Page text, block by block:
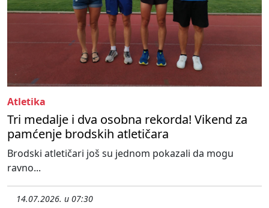
Atletika
Tri medalje i dva osobna rekorda! Vikend za
pamćenje brodskih atletičara
Brodski atletičari još su jednom pokazali da mogu
ravno...
14.07.2026. u 07:30